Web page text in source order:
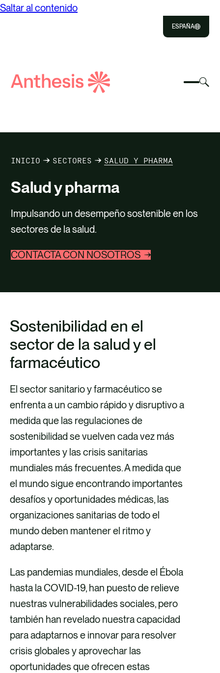
Saltar al contenido
ESPAÑA
menú
RECURSOS
Búsqueda
INICIO SECTORES SALUD Y PHARMA
Salud y pharma
Impulsando un desempeño sostenible en los
sectores de la salud.
CONTACTA CON NOSOTROS
Sostenibilidad en el
sector de la salud y el
farmacéutico
El sector sanitario y farmacéutico se
enfrenta a un cambio rápido y disruptivo a
medida que las regulaciones de
sostenibilidad se vuelven cada vez más
importantes y las crisis sanitarias
mundiales más frecuentes. A medida que
el mundo sigue encontrando importantes
desafíos y oportunidades médicas, las
organizaciones sanitarias de todo el
mundo deben mantener el ritmo y
adaptarse.
Las pandemias mundiales, desde el Ébola
hasta la COVID-19, han puesto de relieve
nuestras vulnerabilidades sociales, pero
también han revelado nuestra capacidad
para adaptarnos e innovar para resolver
crisis globales y aprovechar las
oportunidades que ofrecen estas